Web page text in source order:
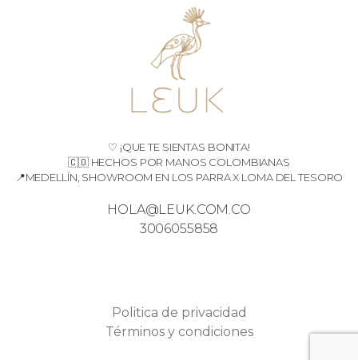
♡ ¡QUE TE SIENTAS BONITA!
🇨🇴 HECHOS POR MANOS COLOMBIANAS
📍MEDELLÍN, SHOWROOM EN LOS PARRA X LOMA DEL TESORO
HOLA@LEUK.COM.CO
3006055858
Politica de privacidad
Términos y condiciones